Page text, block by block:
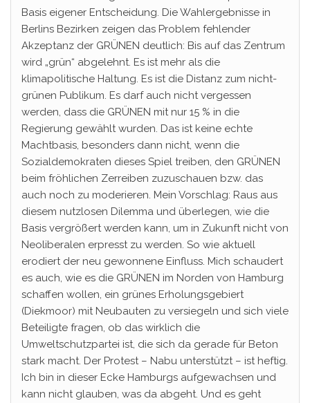
Basis eigener Entscheidung. Die Wahlergebnisse in
Berlins Bezirken zeigen das Problem fehlender
Akzeptanz der GRÜNEN deutlich: Bis auf das Zentrum
wird „grün“ abgelehnt. Es ist mehr als die
klimapolitische Haltung. Es ist die Distanz zum nicht-
grünen Publikum. Es darf auch nicht vergessen
werden, dass die GRÜNEN mit nur 15 % in die
Regierung gewählt wurden. Das ist keine echte
Machtbasis, besonders dann nicht, wenn die
Sozialdemokraten dieses Spiel treiben, den GRÜNEN
beim fröhlichen Zerreiben zuzuschauen bzw. das
auch noch zu moderieren. Mein Vorschlag: Raus aus
diesem nutzlosen Dilemma und überlegen, wie die
Basis vergrößert werden kann, um in Zukunft nicht von
Neoliberalen erpresst zu werden. So wie aktuell
erodiert der neu gewonnene Einfluss. Mich schaudert
es auch, wie es die GRÜNEN im Norden von Hamburg
schaffen wollen, ein grünes Erholungsgebiert
(Diekmoor) mit Neubauten zu versiegeln und sich viele
Beteiligte fragen, ob das wirklich die
Umweltschutzpartei ist, die sich da gerade für Beton
stark macht. Der Protest – Nabu unterstützt – ist heftig.
Ich bin in dieser Ecke Hamburgs aufgewachsen und
kann nicht glauben, was da abgeht. Und es geht